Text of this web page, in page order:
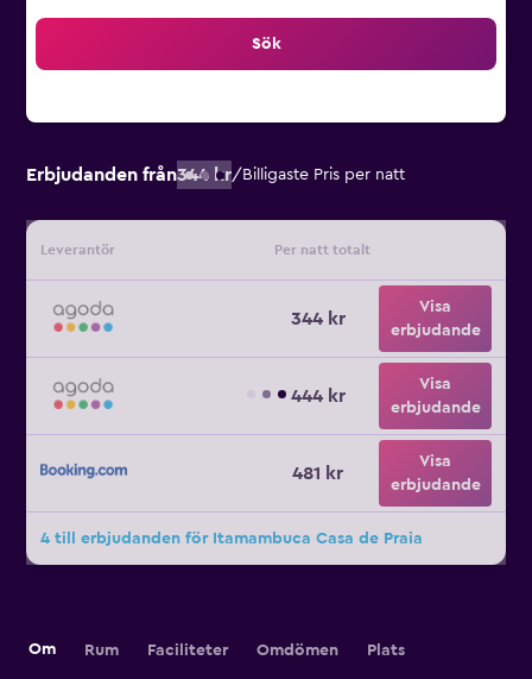
Sök
Erbjudanden från344 kr/ Billigaste Pris per natt
Leverantör Per natt totalt
344 kr
Visa
erbjudande
444 kr
Visa
erbjudande
481 kr
Visa
erbjudande
4 till erbjudanden för Itamambuca Casa de Praia
Om Rum Faciliteter Omdömen Plats